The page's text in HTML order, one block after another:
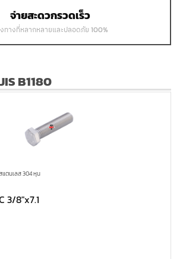
จ่ายสะดวกรวดเร็ว
ทางที่หลากหลายและปลอดภัย 100%
B1180
ตนเลส 304 หุน
3/8″x7.1